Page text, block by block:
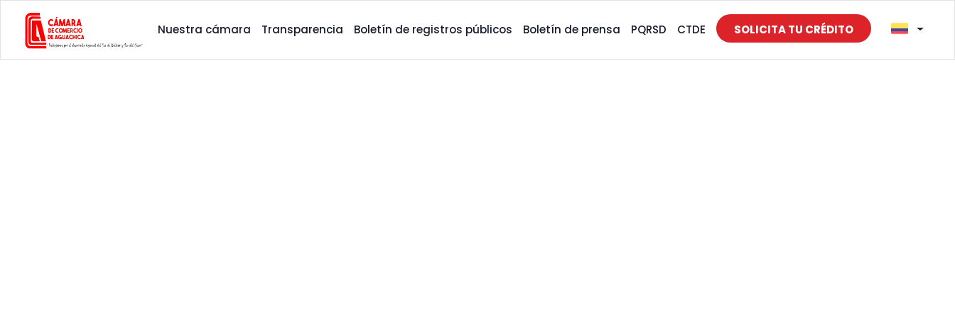
Nuestra cámara Transparencia Boletín de registros públicos Boletín de prensa PQRSD CTDE SOLICITA TU CRÉDITO